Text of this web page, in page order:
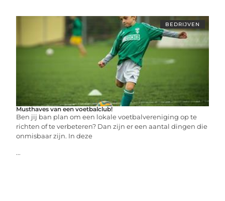
BEDRIJVEN
Musthaves van een voetbalclub!
Ben jij ban plan om een lokale voetbalvereniging op te
richten of te verbeteren? Dan zijn er een aantal dingen die
onmisbaar zijn. In deze
...